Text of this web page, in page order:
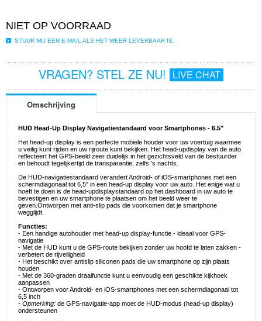
NIET OP VOORRAAD
STUUR MIJ EEN E-MAIL ALS HET WEER LEVERBAAR IS.
VRAGEN? STEL ZE NU! LIVE CHAT
Omschrijving
HUD Head-Up Display Navigatiestandaard voor Smartphones - 6.5"
Het head-up display is een perfecte mobiele houder voor uw voertuig waarmee
u veilig kunt rijden en uw rijroute kunt bekijken. Het head-updisplay van de auto
reflecteert het GPS-beeld zeer duidelijk in het gezichtsveld van de bestuurder
en behoudt tegelijkertijd de transparantie, zelfs 's nachts.
De HUD-navigatiestandaard verandert Android- of iOS-smartphones met een
schermdiagonaal tot 6,5" in een head-up display voor uw auto. Het enige wat u
hoeft te doen is de head-updisplaystandaard op het dashboard in uw auto te
bevestigen en uw smartphone te plaatsen om het beeld weer te
geven.Ontworpen met anti-slip pads die voorkomen dat je smartphone
wegglijdt.
Functies:
- Een handige autohouder met head-up display-functie - ideaal voor GPS-
navigatie
- Met de HUD kunt u de GPS-route bekijken zonder uw hoofd te laten zakken -
verbetert de rijveiligheid
- Het beschikt over antislip siliconen pads die uw smartphone op zijn plaats
houden
- Met de 360-graden draaifunctie kunt u eenvoudig een geschikte kijkhoek
aanpassen
- Ontworpen voor Android- en iOS-smartphones met een schermdiagonaal tot
6,5 inch
- Opmerking: de GPS-navigatie-app moet de HUD-modus (head-up display)
ondersteunen